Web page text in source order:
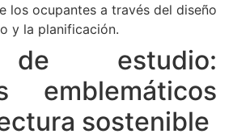
los ocupantes a través del diseño
y la planificación.
estudio:
emblemáticos
sostenible